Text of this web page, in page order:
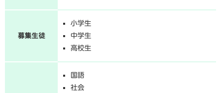
募集生徒
小学生
中学生
高校生
国語
社会